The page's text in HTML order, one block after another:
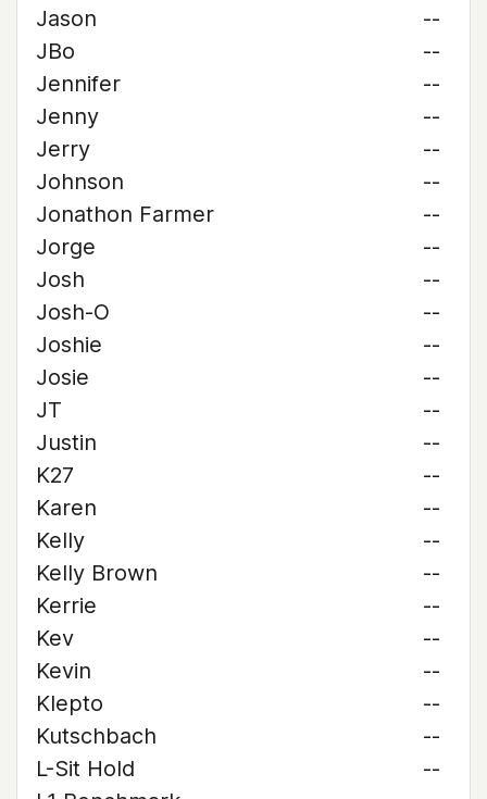
Jason
--
JBo
--
Jennifer
--
Jenny
--
Jerry
--
Johnson
--
Jonathon Farmer
--
Jorge
--
Josh
--
Josh-O
--
Joshie
--
Josie
--
JT
--
Justin
--
K27
--
Karen
--
Kelly
--
Kelly Brown
--
Kerrie
--
Kev
--
Kevin
--
Klepto
--
Kutschbach
--
L-Sit Hold
--